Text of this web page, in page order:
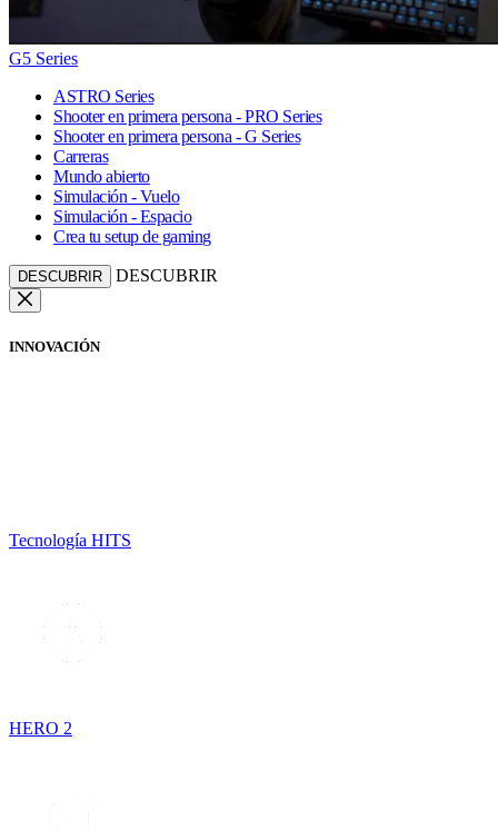
G5 Series
ASTRO Series
Shooter en primera persona - PRO Series
Shooter en primera persona - G Series
Carreras
Mundo abierto
Simulación - Vuelo
Simulación - Espacio
Crea tu setup de gaming
DESCUBRIR DESCUBRIR
INNOVACIÓN
Tecnología HITS
HERO 2